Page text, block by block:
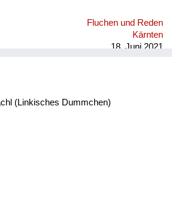
Fluchen und Reden
Kärnten
18. Juni 2021
(Linkisches Dummchen)